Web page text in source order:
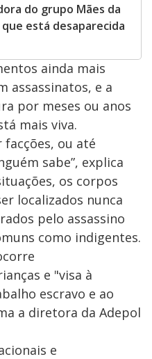
do grupo Mães da
está desaparecida
ainda mais
assassinatos, e a
por meses ou anos
mais viva.
facções, ou até
sabe”, explica
os corpos
localizados nunca
pelo assassino
como indigentes.
e "visa à
escravo e ao
a diretora da Adepol
e